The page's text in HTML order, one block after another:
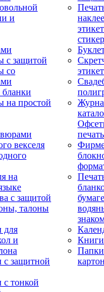
и
с защитой
со
на простой
векселя
на
с защитой
талоны
для
и
с защитной
с тонкой
печать
Книги
Папки